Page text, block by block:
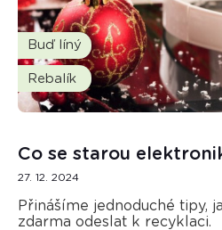
Buď líný
Rebalík
Co se starou
27. 12. 2024
Přinášíme jednoduché tipy,
zdarma odeslat k recyklaci.